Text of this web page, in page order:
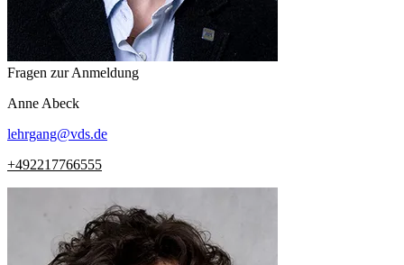
Fragen zur Anmeldung
AnneAbeck
lehrgang@vds.de
+492217766555